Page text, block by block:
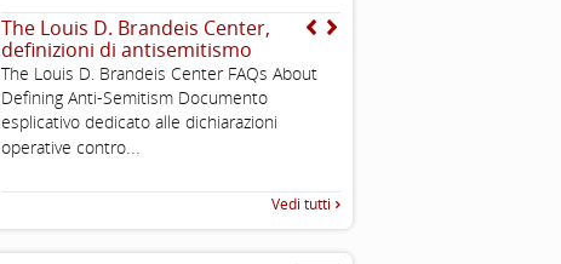
The Louis D. Brandeis Center,
definizioni di antisemitismo
The Louis D. Brandeis Center FAQs About
Defining Anti-Semitism Documento
esplicativo dedicato alle dichiarazioni
operative contro...
Vedi tutti